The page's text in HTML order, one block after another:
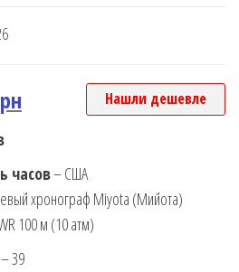
Нашли дешевле
часов– США
хронограф Miyota (Мийота)
100 м (10 атм)
– 39